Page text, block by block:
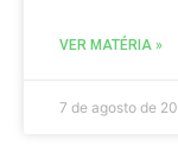
VER MATÉRIA »
7 de agosto de